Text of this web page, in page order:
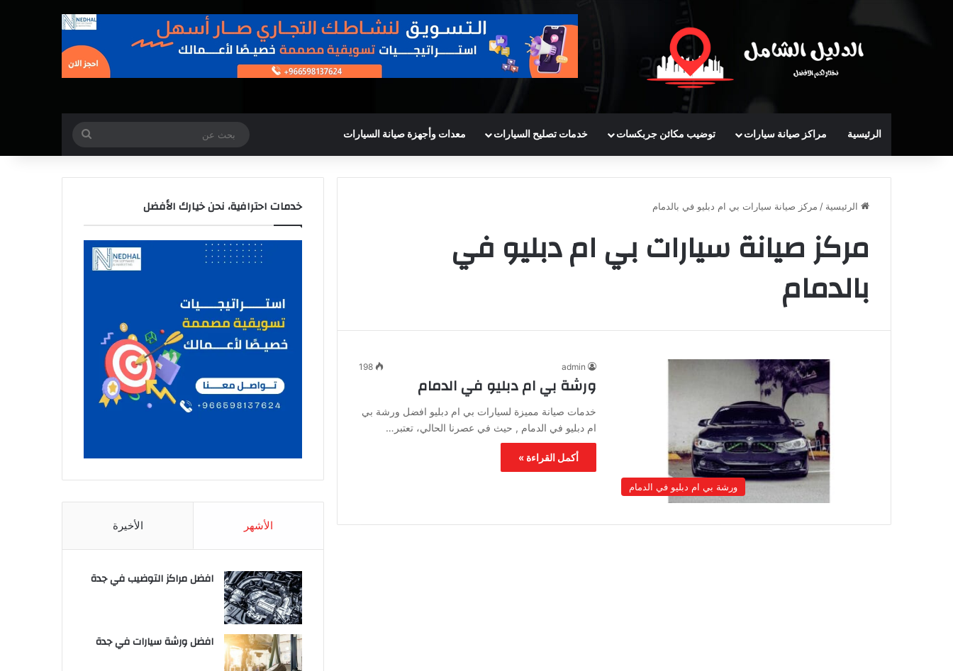
الرئيسية مراكز صيانة سيارات توضيب مكائن جربكسات خدمات تصليح السيارات معدات وأجهزة صيانة السيارات
عن
الرئيسية / مركز صيانة سيارات بي ام دبليو في بالدمام
مركز صيانة سيارات بي ام دبليو في
بالدمام
ورشة بي ام دبليو في الدمام
admin
198
ورشة بي ام دبليو في الدمام
خدمات صيانة مميزة لسيارات بي ام دبليو افضل ورشة بي
ام دبليو في الدمام , حيث في عصرنا الحالي، تعتبر…
أكمل القراءة »
خدمات احترافية، نحن خيارك الأفضل
الأشهر الأخيرة
افضل مراكز التوضيب في جدة
افضل ورشة سيارات في جدة